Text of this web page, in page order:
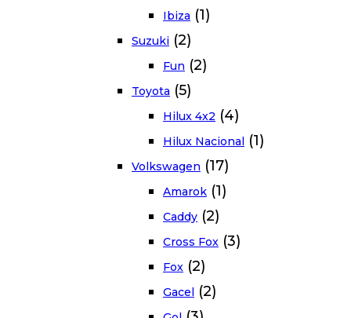
Ibiza (1)
Suzuki (2)
Fun (2)
Toyota (5)
Hilux 4x2 (4)
Hilux Nacional (1)
Volkswagen (17)
Amarok (1)
Caddy (2)
Cross Fox (3)
Fox (2)
Gacel (2)